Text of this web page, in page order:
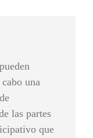
una
las partes
que